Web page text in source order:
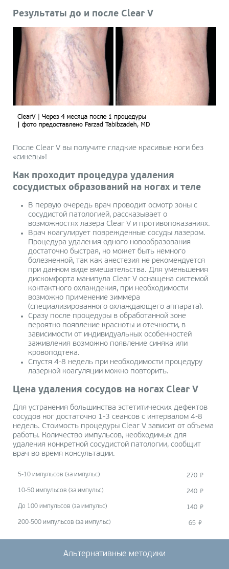
Результаты до и после Clear V
После Clear V вы получите гладкие красивые ноги без
«синевы»!
Как проходит процедура удаления
сосудистых образований на ногах и теле
В первую очередь врач проводит осмотр зоны с
сосудистой патологией, рассказывает о
возможностях лазера Clear V и противопоказаниях.
Врач коагулирует поврежденные сосуды лазером.
Процедура удаления одного новообразования
достаточно быстрая, но может быть немного
болезненной, так как анестезия не рекомендуется
при данном виде вмешательства. Для уменьшения
дискомфорта манипула Clear V оснащена системой
контактного охлаждения, при необходимости
возможно применение зиммера
(специализированного охлаждающего аппарата).
Сразу после процедуры в обработанной зоне
вероятно появление красноты и отечности, в
зависимости от индивидуальных особенностей
заживления возможно появление синяка или
кровоподтека.
Спустя 4-8 недель при необходимости процедуру
лазерной коагуляции можно повторить.
Цена удаления сосудов на ногах Clear V
Для устранения большинства эстетитических дефектов
сосудов ног достаточно 1-3 сеансов с интервалом 4-8
недель. Стоимость процедуры Clear V зависит от объема
работы. Количество импульсов, необходимых для
удаления конкретной сосудистой патологии, сообщит
врач во время консультации.
5-10 импульсов (за импульс) 270
10-50 импульсов (за импульс) 240
До 100 импульсов (за импульс) 140
200-500 импульсов (за импульс) 65
Альтернативные методики